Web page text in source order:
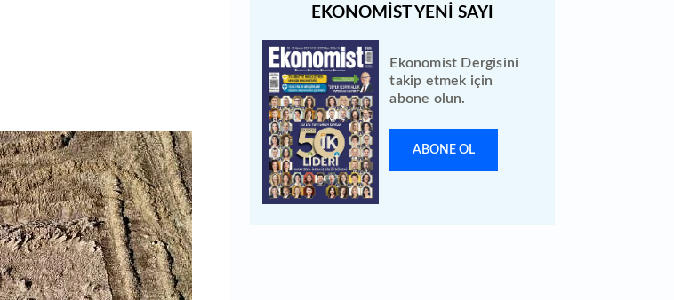
Ekonomist Dergisini
takip etmek için
abone olun.
ABONE OL